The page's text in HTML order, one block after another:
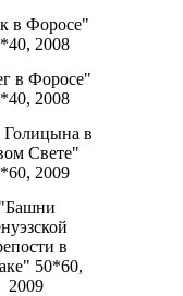
в Форосе"
2008
в Форосе"
2008
в
Свете"
2009
"Башни
в
50*60,
2009